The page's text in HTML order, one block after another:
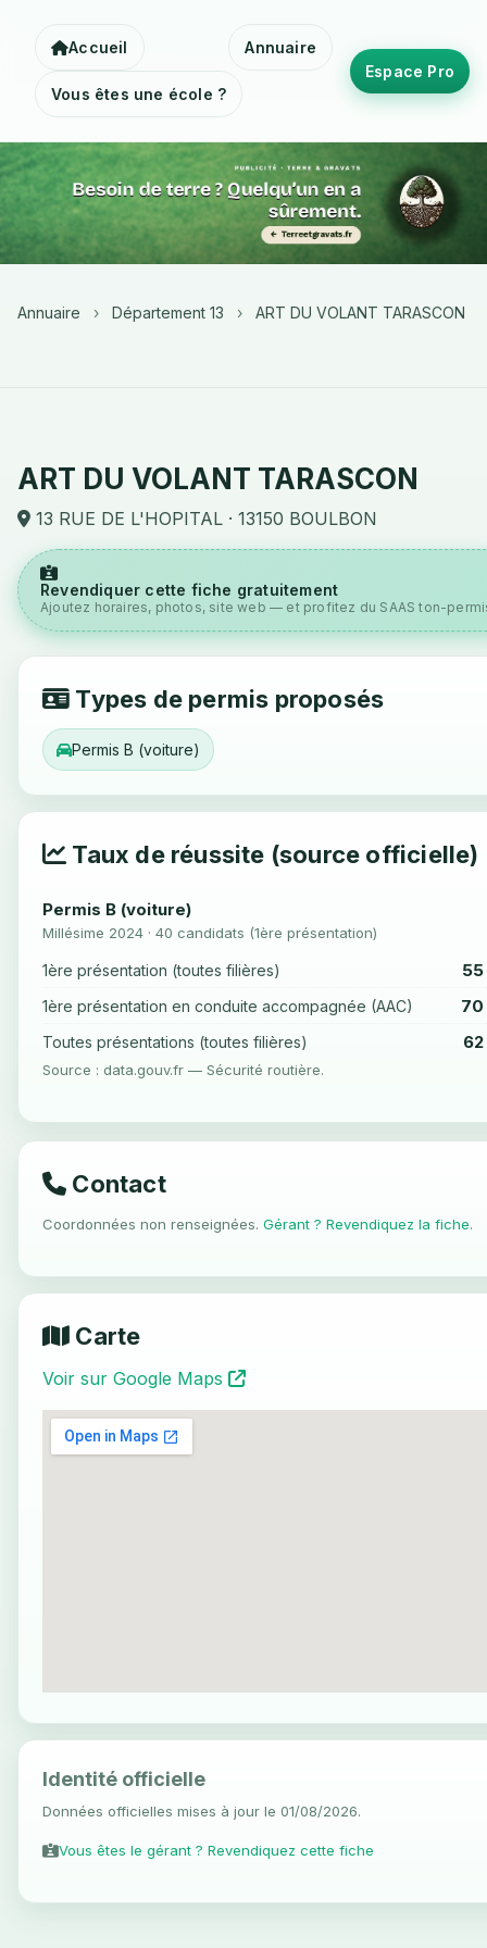
Accueil Annuaire
Vous êtes une école ?
Espace Pro
Annuaire › Département 13 › ART DU VOLANT TARASCON
ART DU VOLANT TARASCON
13 RUE DE L'HOPITAL · 13150 BOULBON
Revendiquer cette fiche gratuitement
Ajoutez horaires, photos, site web — et profitez du SAAS ton-
Types de permis proposés
Permis B (voiture)
Taux de réussite (source officielle)
Permis B (voiture)
Millésime 2024 · 40 candidats (1ère présentation)
1ère présentation (toutes filières) 55
1ère présentation en conduite accompagnée (AAC) 70
Toutes présentations (toutes filières)
Source : data.gouv.fr — Sécurité routière.
Contact
Coordonnées non renseignées. Gérant ? Revendiquez la fiche.
Carte
Voir sur Google Maps
Identité officielle
Données officielles mises à jour le 01/08/2026.
Vous êtes le gérant ? Revendiquez cette fiche